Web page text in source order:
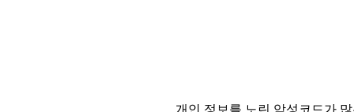
개인 정보를 노린 악성코드가